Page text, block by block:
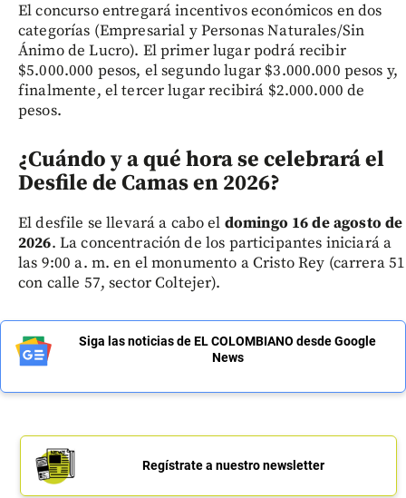
El concurso entregará incentivos económicos en dos
categorías (Empresarial y Personas Naturales/Sin
Ánimo de Lucro). El primer lugar podrá recibir
$5.000.000 pesos, el segundo lugar $3.000.000 pesos y,
finalmente, el tercer lugar recibirá $2.000.000 de
pesos.
¿Cuándo y a qué hora se celebrará el
Desfile de Camas en 2026?
El desfile se llevará a cabo el domingo 16 de agosto de
2026. La concentración de los participantes iniciará a
las 9:00 a. m. en el monumento a Cristo Rey (carrera 51
con calle 57, sector Coltejer).
Siga las noticias de EL COLOMBIANO desde Google
News
Regístrate a nuestro newsletter